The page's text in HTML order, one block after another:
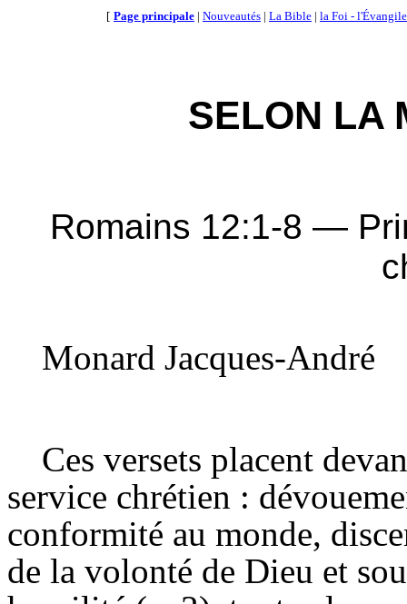
[ Page principale | Nouveautés | La Bible | la Foi - l'Évangile
SELON LA
Romains 12:1-8 —
Monard Jacques-André
Ces versets placent
service chrétien :
conformité au monde,
de la volonté de Dieu et